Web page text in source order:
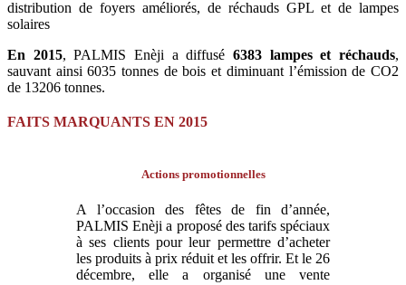
distribution de foyers améliorés, de réchauds GPL et de lampes
solaires
En 2015, PALMIS Enèji a diffusé6383 lampes et réchauds,
sauvant ainsi 6035 tonnes de bois et diminuant l’émission de CO2
de 13206 tonnes.
FAITS MARQUANTS EN 2015
Actions promotionnelles
A l’occasion des fêtes de fin d’année,
PALMIS Enèji a proposé des tarifs spéciaux
à ses clients pour leur permettre d’acheter
les produits à prix réduit et les offrir. Et le 26
décembre, elle a organisé une vente